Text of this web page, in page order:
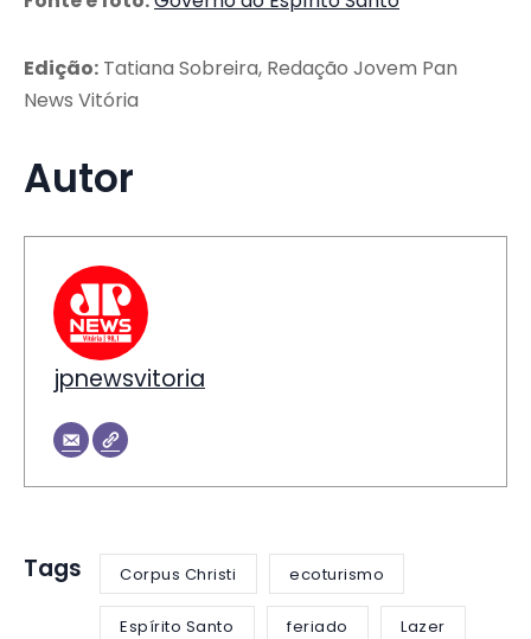
Edição: Tatiana Sobreira, Redação Jovem Pan
News Vitória
Autor
jpnewsvitoria
Tags Corpus Christi ecoturismo
Espírito Santo feriado Lazer